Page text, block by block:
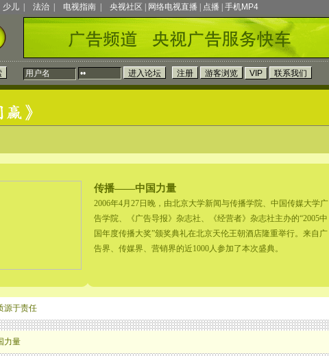
少儿 法治 电视指南 央视社区 网络电视直播 点播 手机MP4
传播——中国力量
2006年4月27日晚，由北京大学新闻与传播学院、中国传媒大学广
告学院、《广告导报》杂志社、《经营者》杂志社主办的“2005中
国年度传播大奖”颁奖典礼在北京天伦王朝酒店隆重举行。来自广
告界、传媒界、营销界的近1000人参加了本次盛典。
源于责任
力量